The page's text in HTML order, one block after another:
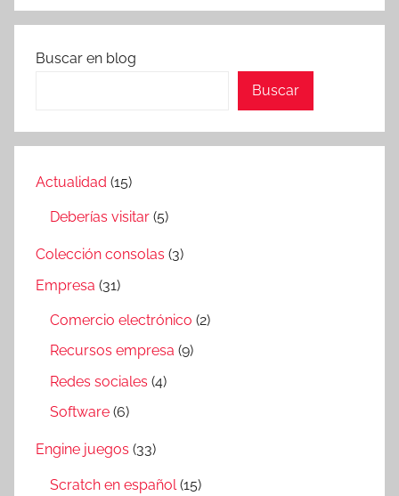
Buscar en blog
Buscar
Actualidad (15)
Deberías visitar (5)
Colección consolas (3)
Empresa (31)
Comercio electrónico (2)
Recursos empresa (9)
Redes sociales (4)
Software (6)
Engine juegos (33)
Scratch en español (15)